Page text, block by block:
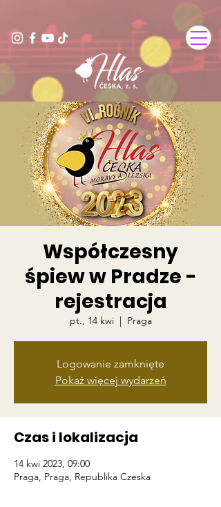
Współczesny
śpiew w Pradze -
rejestracja
pt., 14 kwi
  |
Praga
Logowanie zamknięte
Pokaż więcej wydarzeń
Czas i lokalizacja
14 kwi 2023, 09:00
Praga, Praga, Republika Czeska